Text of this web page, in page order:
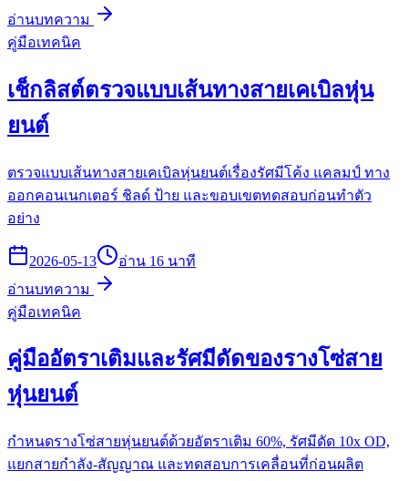
อ่านบทความ
คู่มือเทคนิค
เช็กลิสต์ตรวจแบบเส้นทางสายเคเบิลหุ่น
ยนต์
ตรวจแบบเส้นทางสายเคเบิลหุ่นยนต์เรื่องรัศมีโค้ง แคลมป์ ทาง
ออกคอนเนกเตอร์ ชิลด์ ป้าย และขอบเขตทดสอบก่อนทำตัว
อย่าง
2026-05-13
อ่าน 16 นาที
อ่านบทความ
คู่มือเทคนิค
คู่มืออัตราเติมและรัศมีดัดของรางโซ่สาย
หุ่นยนต์
กำหนดรางโซ่สายหุ่นยนต์ด้วยอัตราเติม 60%, รัศมีดัด 10x OD,
แยกสายกำลัง-สัญญาณ และทดสอบการเคลื่อนที่ก่อนผลิต